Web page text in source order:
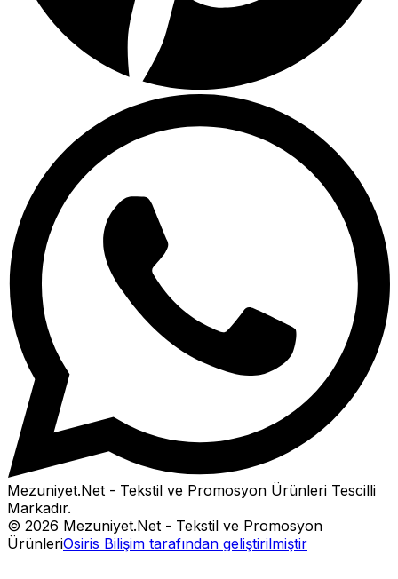
Mezuniyet.Net - Tekstil ve Promosyon Ürünleri Tescilli
Markadır.
© 2026 Mezuniyet.Net - Tekstil ve Promosyon
ÜrünleriOsiris Bilişim tarafından geliştirilmiştir